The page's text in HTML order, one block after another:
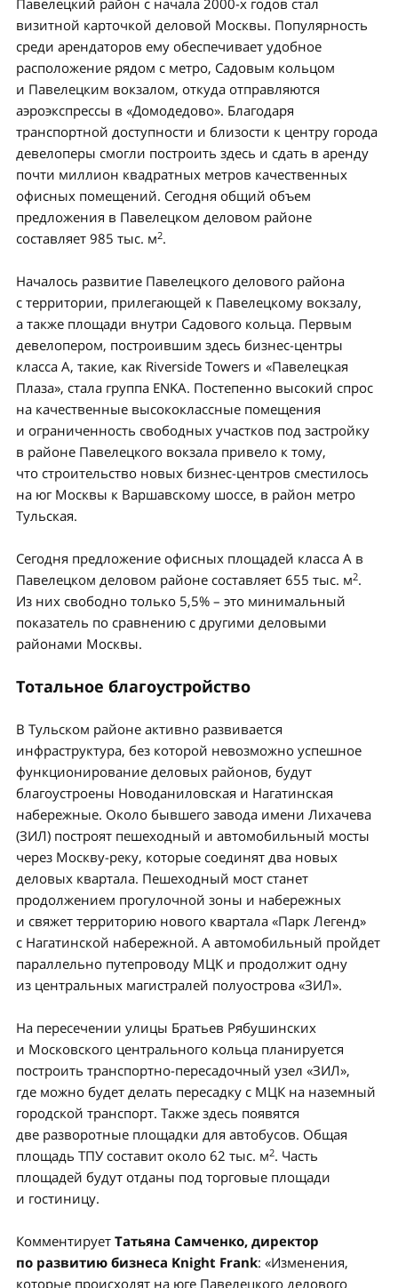
Павелецкий район с начала 2000-х годов стал
визитной карточкой деловой Москвы. Популярность
среди арендаторов ему обеспечивает удобное
расположение рядом с метро, Садовым кольцом
и Павелецким вокзалом, откуда отправляются
аэроэкспрессы в «Домодедово». Благодаря
транспортной доступности и близости к центру города
девелоперы смогли построить здесь и сдать в аренду
почти миллион квадратных метров качественных
офисных помещений. Сегодня общий объем
предложения в Павелецком деловом районе
составляет 985 тыс. м2.
Началось развитие Павелецкого делового района
с территории, прилегающей к Павелецкому вокзалу,
а также площади внутри Садового кольца. Первым
девелопером, построившим здесь бизнес-центры
класса А, такие, как Riverside Towers и «Павелецкая
Плаза», стала группа ENKA. Постепенно высокий спрос
на качественные высококлассные помещения
и ограниченность свободных участков под застройку
в районе Павелецкого вокзала привело к тому,
что строительство новых бизнес-центров сместилось
на юг Москвы к Варшавскому шоссе, в район метро
Тульская.
Сегодня предложение офисных площадей класса А в
Павелецком деловом районе составляет 655 тыс. м2.
Из них свободно только 5,5% – это минимальный
показатель по сравнению с другими деловыми
районами Москвы.
Тотальное благоустройство
В Тульском районе активно развивается
инфраструктура, без которой невозможно успешное
функционирование деловых районов, будут
благоустроены Новоданиловская и Нагатинская
набережные. Около бывшего завода имени Лихачева
(ЗИЛ) построят пешеходный и автомобильный мосты
через Москву-реку, которые соединят два новых
деловых квартала. Пешеходный мост станет
продолжением прогулочной зоны и набережных
и свяжет территорию нового квартала «Парк Легенд»
с Нагатинской набережной. А автомобильный пройдет
параллельно путепроводу МЦК и продолжит одну
из центральных магистралей полуострова «ЗИЛ».
На пересечении улицы Братьев Рябушинских
и Московского центрального кольца планируется
построить транспортно-пересадочный узел «ЗИЛ»,
где можно будет делать пересадку с МЦК на наземный
городской транспорт. Также здесь появятся
две разворотные площадки для автобусов. Общая
площадь ТПУ составит около 62 тыс. м2. Часть
площадей будут отданы под торговые площади
и гостиницу.
Комментирует Татьяна Самченко, директор
по развитию бизнеса Knight Frank: «Изменения,
которые происходят на юге Павелецкого делового